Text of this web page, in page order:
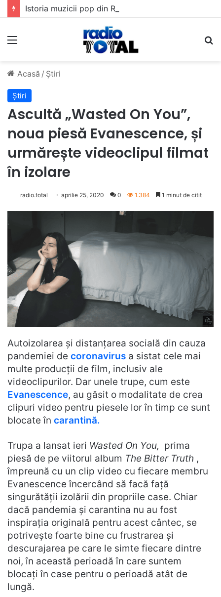
Meniu
Acasă / Știri
Știri
Ascultă „Wasted On You”,
noua piesă Evanescence, și
urmărește videoclipul filmat
în izolare
radio.total aprilie 25, 2020 0 1.384 1 minut de citit
Autoizolarea și distanțarea socială din cauza
pandemiei de coronavirus a sistat cele mai
multe producții de film, inclusiv ale
videoclipurilor. Dar unele trupe, cum este
Evanescence, au găsit o modalitate de crea
clipuri video pentru piesele lor în timp ce sunt
blocate în carantină.
Trupa a lansat ieri Wasted On You, prima
piesă de pe viitorul album The Bitter Truth ,
împreună cu un clip video cu fiecare membru
Evanescence încercând să facă față
singurătății izolării din propriile case. Chiar
dacă pandemia și carantina nu au fost
inspirația originală pentru acest cântec, se
potrivește foarte bine cu frustrarea și
descurajarea pe care le simte fiecare dintre
noi, în această perioadă în care suntem
blocați în case pentru o perioadă atât de
lungă.